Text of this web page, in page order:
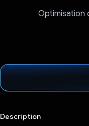
Optimisation
Description